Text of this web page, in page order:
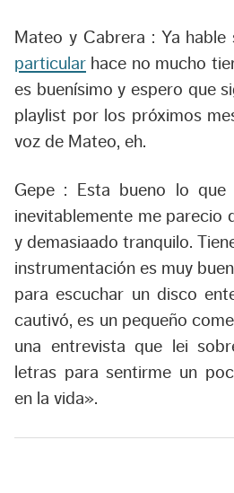
Mateo y Cabrera : Ya hable
particular hace no mucho
es buenísimo y espero que
playlist por los próximos
voz de Mateo, eh.
Gepe : Esta bueno lo que
inevitablemente me parecio
y demasiaado tranquilo.
instrumentación es muy
para escuchar un disco
cautivó, es un pequeño
una entrevista que lei
letras para sentirme un
en la vida».